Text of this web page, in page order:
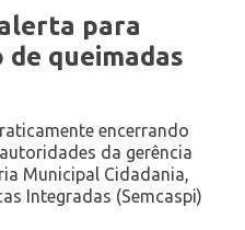
para
queimadas
encerrando
da gerência
Municipal Cidadania,
Integradas (Semcaspi)